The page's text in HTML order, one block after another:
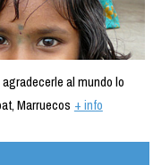
al mundo lo
Marruecos + info